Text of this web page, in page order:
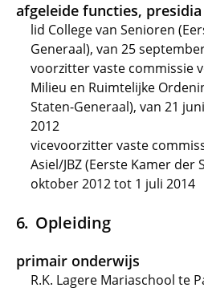
afgeleide functies,
lid College van Senioren
Generaal), van 25
voorzitter vaste commissie
Milieu en Ruimtelijke
Staten-Generaal), van 21
2012
vicevoorzitter vaste
Asiel/JBZ (Eerste Kamer der
oktober 2012 tot 1 juli 2014
Opleiding
primair onderwijs
R.K. Lagere Mariaschool te